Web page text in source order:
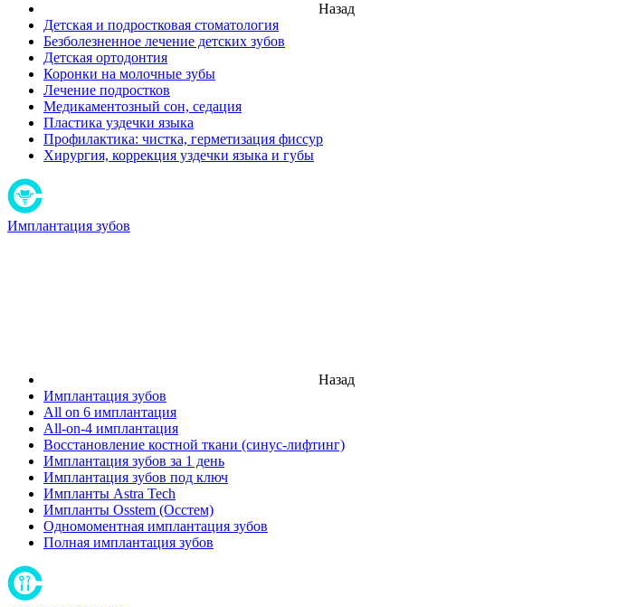
Назад
Детская и подростковая стоматология
Безболезненное лечение детских зубов
Детская ортодонтия
Коронки на молочные зубы
Лечение подростков
Медикаментозный сон, седация
Пластика уздечки языка
Профилактика: чистка, герметизация фиссур
Хирургия, коррекция уздечки языка и губы
Имплантация зубов
Назад
Имплантация зубов
All on 6 имплантация
All-on-4 имплантация
Восстановление костной ткани (синус-лифтинг)
Имплантация зубов за 1 день
Имплантация зубов под ключ
Импланты Astra Tech
Импланты Osstem (Осстем)
Одномоментная имплантация зубов
Полная имплантация зубов